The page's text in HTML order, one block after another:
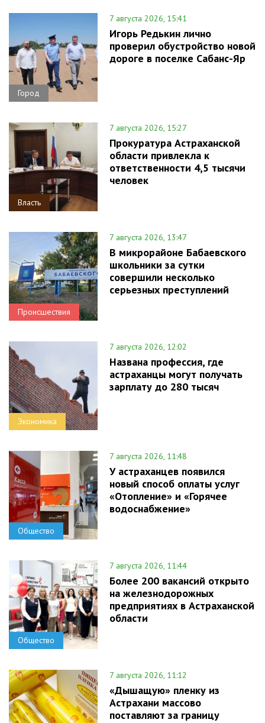
Город
7 августа 2026, 15:41
Игорь Редькин лично
проверил обустройство новой
дороге в поселке Сабанс-Яр
Власть
7 августа 2026, 15:27
Прокуратура Астраханской
области привлекла к
ответственности 4,5 тысячи
человек
Происшествия
7 августа 2026, 13:47
В микрорайоне Бабаевского
школьники за сутки
совершили несколько
серьезных преступлений
Экономика
7 августа 2026, 12:02
Названа профессия, где
астраханцы могут получать
зарплату до 280 тысяч
Общество
7 августа 2026, 11:48
У астраханцев появился
новый способ оплаты услуг
«Отопление» и «Горячее
водоснабжение»
Общество
7 августа 2026, 11:44
Более 200 вакансий открыто
на железнодорожных
предприятиях в Астраханской
области
7 августа 2026, 11:12
«Дышащую» пленку из
Астрахани массово
поставляют за границу